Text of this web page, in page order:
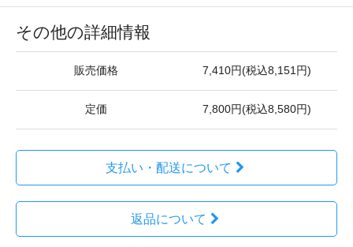
その他の詳細情報
販売価格 7,410円(税込8,151円)
定価 7,800円(税込8,580円)
支払い・配送について
返品について